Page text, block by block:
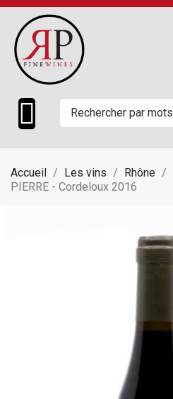

Accueil Les vins Rhône
PIERRE - Cordeloux 2016